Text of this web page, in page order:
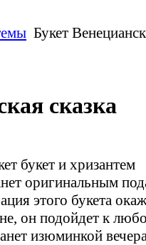
Букет
сказка
букет и хризантем
оригинальным
этого букета
он подойдет к
изюминкой